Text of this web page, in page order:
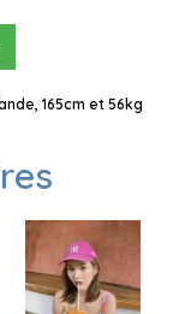
165cm et 56kg